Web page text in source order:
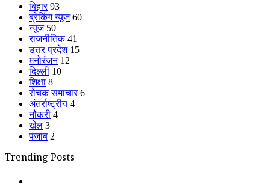
बिहार 93
ब्रेकिंग न्यूज 60
न्यूज 50
राजनीतिक 41
उत्तर प्रदेश 15
मनोरंजन 12
दिल्ली 10
शिक्षा 8
रोचक समाचार 6
अंतर्राष्ट्रीय 4
नौकरी 4
खेल 3
पंजाब 2
Trending Posts